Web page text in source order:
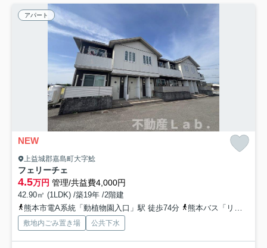
アパート
NEW
上益城郡嘉島町大字鯰
フェリーチェ
4.5万円 管理/共益費4,000円
42.90㎡ (1LDK) /築19年 /2階建
熊本市電A系統「動植物園入口」駅 徒歩74分
熊本バス「リハビリ熊本回生会病院前」バス停下車 徒歩2分
敷地内ごみ置き場 公共下水